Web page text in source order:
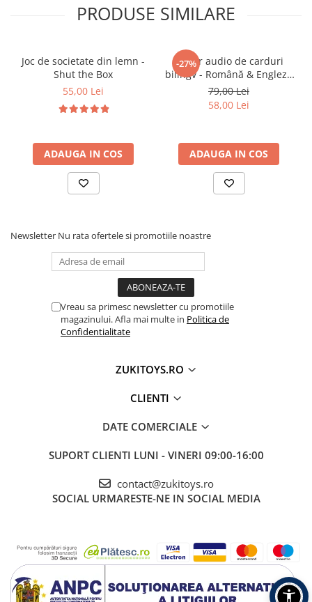
• Dezvoltă motricitatea fină și dexteritatea
• Încurajează recunoașterea formelor geometrice
și culorilor
• Susține coordonarea mână-ochi prin sortare și
• Dezvoltă răbdarea și capacitatea de organizare
• Încurajează învățarea prin joacă practică și
🎯 Ideal pentru:
• Copii cu vârsta între 1 și 4 ani
• Dezvoltarea motricității fine și coordonării
• Activități educative acasă sau la grădiniță
• Cadouri educative pentru băieți și fete
PRODUSE SIMILARE
Joc de societate din lemn -
Shut the Box
55,00 Lei
ADAUGA IN COS
-27%
Cititor audio de carduri
bilingv - Română & Engleză
Albastru (224 carduri / 448
cuvinte)
79,00 Lei
58,00 Lei
ADAUGA IN COS
Newsletter Nu rata ofertele si promotiile noastre
Vreau sa primesc newsletter cu promotiile
magazinului. Afla mai multe in Politica de
Confidentialitate
ZUKITOYS.RO
CLIENTI
DATE COMERCIALE
SUPORT CLIENTI LUNI - VINERI 09:00-16:00
contact@zukitoys.ro
SOCIAL URMARESTE-NE IN SOCIAL MEDIA